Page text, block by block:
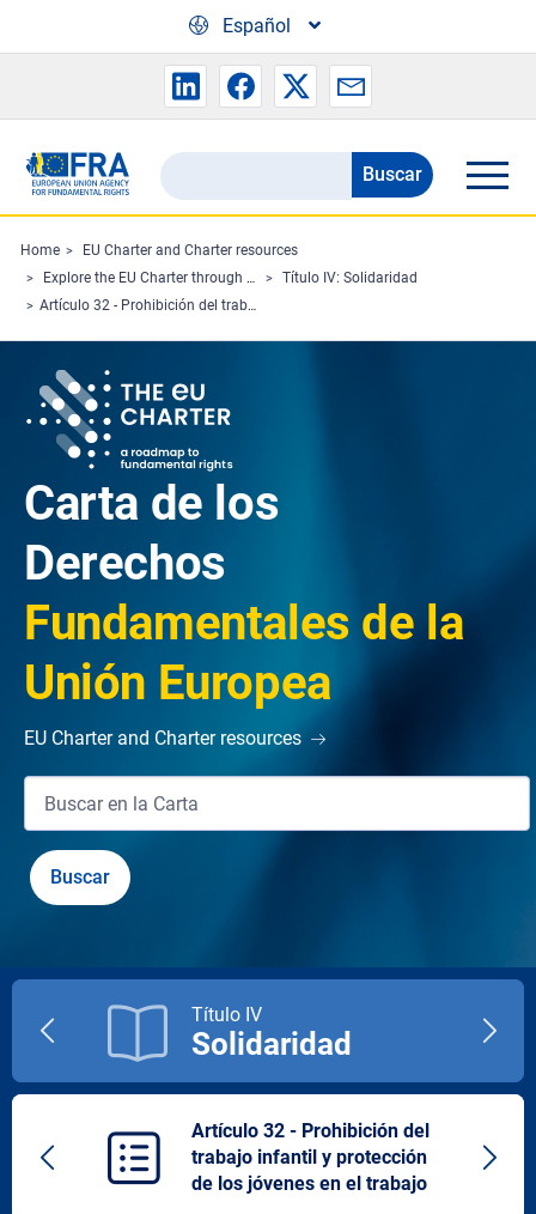
Español
Search
the
FRA
website
Buscar
Home
EU Charter and Charter resources
Explore the EU Charter through Charterpedia
Título IV: Solidaridad
Artículo 32 - Prohibición del trabajo infantil y protección de los jóvenes en el trabajo
Carta de los
Derechos
Fundamentales de la
Unión Europea
EU Charter and Charter resources
Título IV
Solidaridad
Previous
Artículo 32 - Prohibición del
trabajo infantil y protección
de los jóvenes en el trabajo